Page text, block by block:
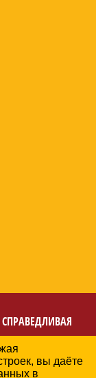
СПРАВЕДЛИВАЯ
Мансийском
вы даёте
в